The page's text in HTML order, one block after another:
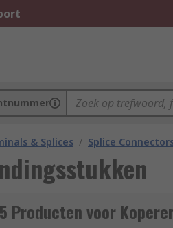
& Splices / Splice
Producten voor